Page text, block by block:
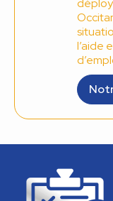
l’aide